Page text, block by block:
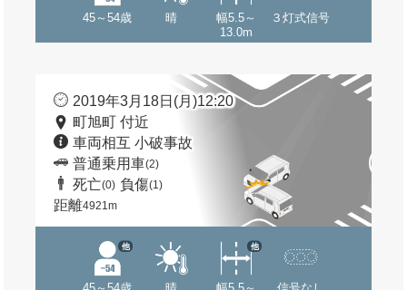
45～54歳 晴
幅5.5～
13.0m
３灯式信号
2019年3月18日(月)12:20
町旭町 付近
車両相互 小破事故
普通乗用車(2)
死亡(0) 負傷(1)
距離4921m
他 他